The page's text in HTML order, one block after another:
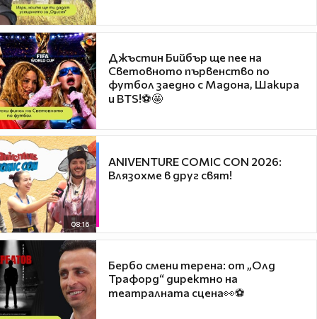
Джъстин Бийбър ще пее на
Световното първенство по
футбол заедно с Мадона, Шакира
и BTS!⚽🤩
08:16
ANIVENTURE COMIC CON 2026:
Влязохме в друг свят!
Бербо смени терена: от „Олд
Трафорд“ директно на
театралната сцена👀⚽